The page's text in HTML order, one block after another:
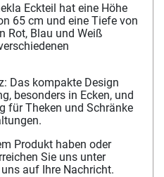
Eckteil hat eine Höhe
65 cm und eine Tiefe von
Rot, Blau und Weiß
Das kompakte Design
besonders in Ecken, und
für Theken und Schränke
Produkt haben oder
Sie uns unter
auf Ihre Nachricht.